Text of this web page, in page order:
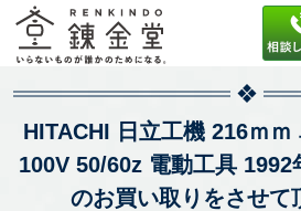
HITACHI 日立工機 216ｍｍ
100V 50/60z 電動工具
のお買い取りをさせて